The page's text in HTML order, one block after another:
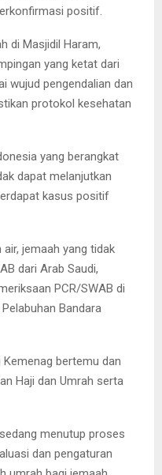
positif.
di Masjidil Haram,
yang ketat dari
wujud pengendalian dan
protokol kesehatan
yang berangkat
dapat melanjutkan
kasus positif
jemaah yang tidak
dari Arab Saudi,
PCR/SWAB di
Bandara
bertemu dan
Haji dan Umrah serta
menutup proses
dan pengaturan